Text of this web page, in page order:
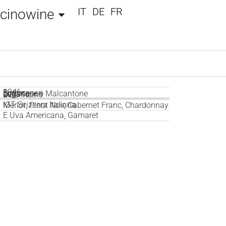
IT DE FR
1946
3
Sottoceneri
Luganese e Malcantone
Lugano
DOC Ticino
IGT Svizzera Italiana
Merlot, Pinot Noir, Cabernet Franc, Chardonnay
E Uva Americana, Gamaret